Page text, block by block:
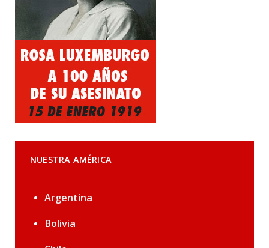
NUESTRA AMÉRICA
Argentina
Bolivia